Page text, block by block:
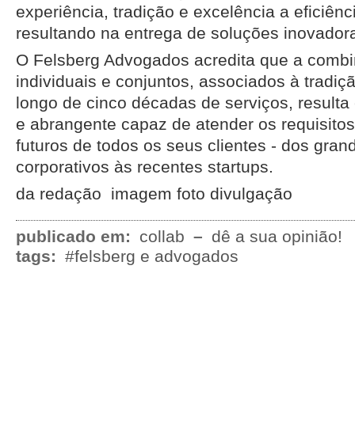
experiência, tradição e excelência a
resultando na entrega de soluções
O Felsberg Advogados acredita que a
individuais e conjuntos, associados à
longo de cinco décadas de serviços,
e abrangente capaz de atender os
futuros de todos os seus clientes - dos
corporativos às recentes startups.
da redação imagem foto divulgação
publicado em: collab – dê a sua opinião!
tags: #felsberg e advogados